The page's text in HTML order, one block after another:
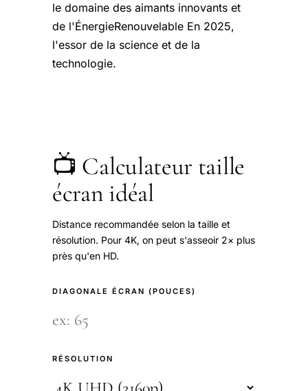
le domaine des aimants innovants et
de l'ÉnergieRenouvelable En 2025,
l'essor de la science et de la
technologie.
📺 Calculateur taille
écran idéal
Distance recommandée selon la taille et
résolution. Pour 4K, on peut s'asseoir 2× plus
près qu'en HD.
DIAGONALE ÉCRAN (POUCES)
RÉSOLUTION